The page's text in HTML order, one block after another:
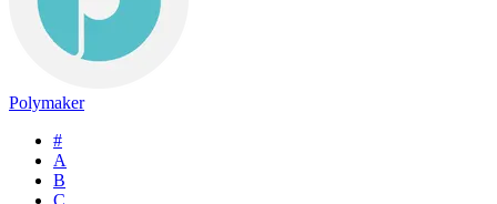
Polymaker
#
A
B
C